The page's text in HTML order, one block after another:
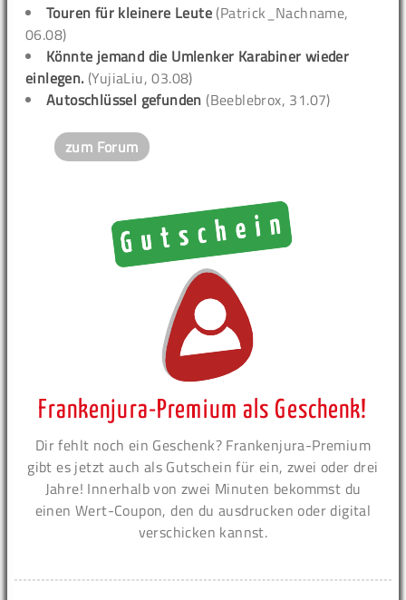
Touren für kleinere Leute (Patrick_Nachname,
06.08)
Könnte jemand die Umlenker Karabiner wieder
einlegen. (YujiaLiu, 03.08)
Autoschlüssel gefunden (Beeblebrox, 31.07)
zum Forum
Frankenjura-Premium als Geschenk!
Dir fehlt noch ein Geschenk? Frankenjura-Premium
gibt es jetzt auch als Gutschein für ein, zwei oder drei
Jahre! Innerhalb von zwei Minuten bekommst du
einen Wert-Coupon, den du ausdrucken oder digital
verschicken kannst.